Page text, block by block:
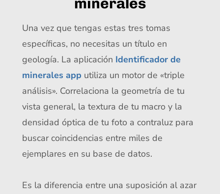
minerales
Una vez que tengas estas tres tomas
específicas, no necesitas un título en
geología. La aplicación Identificador de
minerales app utiliza un motor de «triple
análisis». Correlaciona la geometría de tu
vista general, la textura de tu macro y la
densidad óptica de tu foto a contraluz para
buscar coincidencias entre miles de
ejemplares en su base de datos.
Es la diferencia entre una suposición al azar